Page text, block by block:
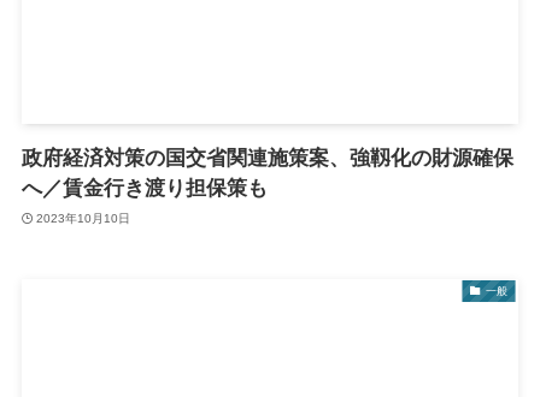
政府経済対策の国交省関連施策案、強靱化の財源確保
へ／賃金行き渡り担保策も
2023年10月10日
一般